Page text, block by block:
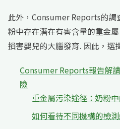
此外，Consumer Reports的調
粉中存在潛在有害含量的重金
損害嬰兒的大腦發育. 因此，選
Consumer Reports報告解
險
重金屬污染途徑：奶粉
如何看待不同機構的檢